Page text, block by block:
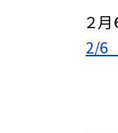
２
2/6